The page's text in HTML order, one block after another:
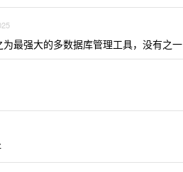
最强大的多数据库管理工具，没有之一